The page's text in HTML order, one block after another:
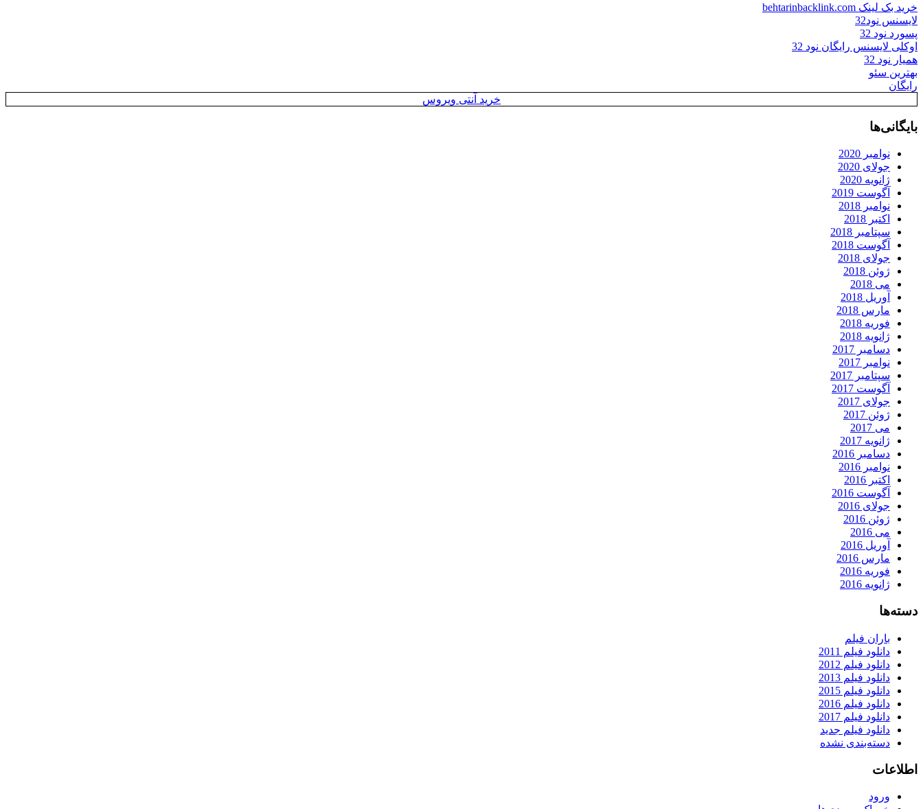
خرید بک لینک behtarinbacklink.com
لایسنس نود32
پسورد نود 32
اوکلی لایسنس رایگان نود 32
همیار نود 32
بهترین سئو
رایگان
خرید آنتی ویروس
بایگانی‌ها
نوامبر 2020
جولای 2020
ژانویه 2020
آگوست 2019
نوامبر 2018
اکتبر 2018
سپتامبر 2018
آگوست 2018
جولای 2018
ژوئن 2018
می 2018
آوریل 2018
مارس 2018
فوریه 2018
ژانویه 2018
دسامبر 2017
نوامبر 2017
سپتامبر 2017
آگوست 2017
جولای 2017
ژوئن 2017
می 2017
ژانویه 2017
دسامبر 2016
نوامبر 2016
اکتبر 2016
آگوست 2016
جولای 2016
ژوئن 2016
می 2016
آوریل 2016
مارس 2016
فوریه 2016
ژانویه 2016
دسته‌ها
باران فیلم
دانلود فیلم 2011
دانلود فیلم 2012
دانلود فیلم 2013
دانلود فیلم 2015
دانلود فیلم 2016
دانلود فیلم 2017
دانلود فیلم جدید
دسته‌بندی نشده
اطلاعات
ورود